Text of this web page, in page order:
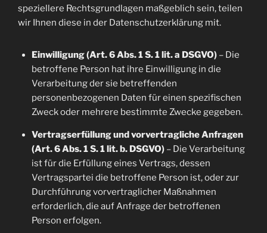
speziellere Rechtsgrundlagen maßgeblich sein, teilen
wir Ihnen diese in der Datenschutzerklärung mit.
Einwilligung (Art. 6 Abs. 1 S. 1 lit. a DSGVO)– Die
betroffene Person hat ihre Einwilligung in die
Verarbeitung der sie betreffenden
personenbezogenen Daten für einen spezifischen
Zweck oder mehrere bestimmte Zwecke gegeben.
Vertragserfüllung und vorvertragliche Anfragen
(Art. 6 Abs. 1 S. 1 lit. b. DSGVO)– Die Verarbeitung
ist für die Erfüllung eines Vertrags, dessen
Vertragspartei die betroffene Person ist, oder zur
Durchführung vorvertraglicher Maßnahmen
erforderlich, die auf Anfrage der betroffenen
Person erfolgen.